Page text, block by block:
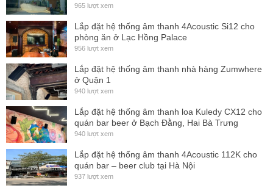
operation with universal mains operation from 85V to 260V.
Sophisticated onboard DSP and networking capabilities
come courtesy of the same 64-bit digital processor found
inside the h-12 and h-15 systems. This powerful processor
handles all EQ, time alignment, crossover management, and
speaker protection, as well as SystemVUE network control
and monitoring functions.
Rugged Versatile Enclosure
Even the h-Class cabinets are intended to a raise the
standard for quality and attention to detail. The enclosure
965 lượt xem
Lắp đặt hệ thống âm thanh 4Acoustic Si12 cho
phòng ăn ở Lạc Hồng Palace
956 lượt xem
Lắp đặt hệ thống âm thanh nhà hàng Zumwhere
ở Quận 1
940 lượt xem
Lắp đặt hệ thống âm thanh loa Kuledy CX12 cho
quán bar beer ở Bạch Đằng, Hai Bà Trưng
940 lượt xem
Lắp đặt hệ thống âm thanh 4Acoustic 112K cho
quán bar – beer club tại Hà Nội
937 lượt xem